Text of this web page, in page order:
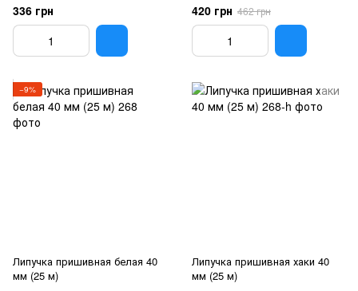
336 грн 420 грн 462 грн
−9%
Липучка пришивная белая 40
мм (25 м)
Липучка пришивная хаки 40
мм (25 м)